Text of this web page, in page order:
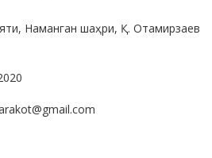
Наманган шаҳри, Қ. Отамирзаев